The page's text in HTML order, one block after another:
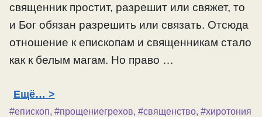
священник простит, разрешит или свяжет, то
и Бог обязан разрешить или связать. Отсюда
отношение к епископам и священникам стало
как к белым магам. Но право …
Ещё…
#епископ, #прощениегрехов, #священство, #хиротония